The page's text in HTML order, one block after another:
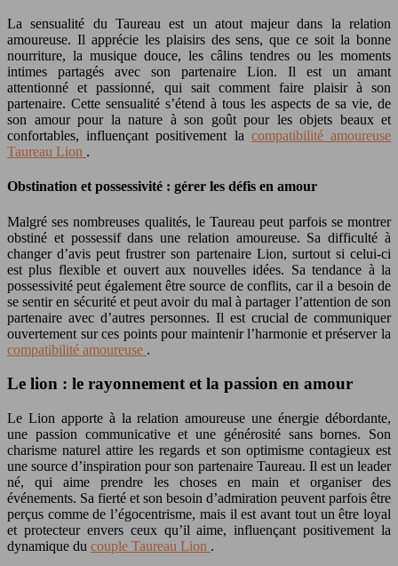
La sensualité du Taureau est un atout majeur dans la relation
amoureuse. Il apprécie les plaisirs des sens, que ce soit la bonne
nourriture, la musique douce, les câlins tendres ou les moments
intimes partagés avec son partenaire Lion. Il est un amant
attentionné et passionné, qui sait comment faire plaisir à son
partenaire. Cette sensualité s’étend à tous les aspects de sa vie, de
son amour pour la nature à son goût pour les objets beaux et
confortables, influençant positivement la compatibilité amoureuse
Taureau Lion .
Obstination et possessivité : gérer les défis en amour
Malgré ses nombreuses qualités, le Taureau peut parfois se montrer
obstiné et possessif dans une relation amoureuse. Sa difficulté à
changer d’avis peut frustrer son partenaire Lion, surtout si celui-ci
est plus flexible et ouvert aux nouvelles idées. Sa tendance à la
possessivité peut également être source de conflits, car il a besoin de
se sentir en sécurité et peut avoir du mal à partager l’attention de son
partenaire avec d’autres personnes. Il est crucial de communiquer
ouvertement sur ces points pour maintenir l’harmonie et préserver la
compatibilité amoureuse .
Le lion : le rayonnement et la passion en amour
Le Lion apporte à la relation amoureuse une énergie débordante,
une passion communicative et une générosité sans bornes. Son
charisme naturel attire les regards et son optimisme contagieux est
une source d’inspiration pour son partenaire Taureau. Il est un leader
né, qui aime prendre les choses en main et organiser des
événements. Sa fierté et son besoin d’admiration peuvent parfois être
perçus comme de l’égocentrisme, mais il est avant tout un être loyal
et protecteur envers ceux qu’il aime, influençant positivement la
dynamique du couple Taureau Lion .